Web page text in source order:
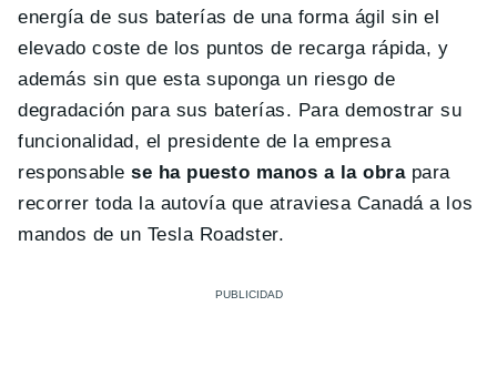
energía de sus baterías de una forma ágil sin el
elevado coste de los puntos de recarga rápida, y
además sin que esta suponga un riesgo de
degradación para sus baterías. Para demostrar su
funcionalidad, el presidente de la empresa
responsable se ha puesto manos a la obrapara
recorrer toda la autovía que atraviesa Canadá a los
mandos de un Tesla Roadster.